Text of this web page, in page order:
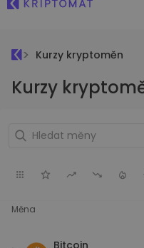
Kurzy kryptoměn
Kurzy
Měna
Bitcoin